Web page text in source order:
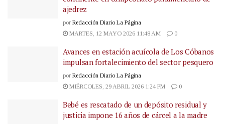
ajedrez
por Redacción Diario La Página
MARTES, 12 MAYO 2026 11:48 AM
0
Avances en estación acuícola de Los Cóbanos
impulsan fortalecimiento del sector pesquero
por Redacción Diario La Página
MIÉRCOLES, 29 ABRIL 2026 1:24 PM
0
Bebé es rescatado de un depósito residual y
justicia impone 16 años de cárcel a la madre